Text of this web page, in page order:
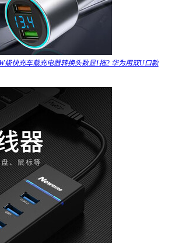
级快充车载充电器转换头数显1拖2 华为用双U口款